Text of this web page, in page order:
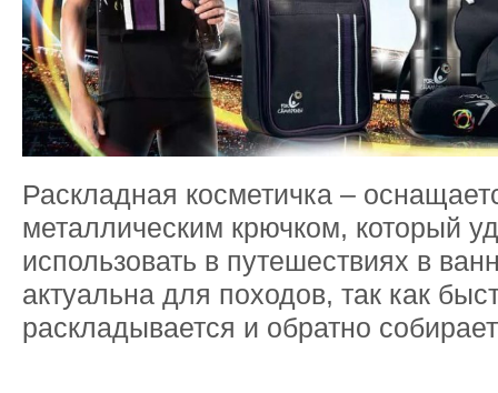
Раскладная косметичка –
металлическим крючком, который
использовать в путешествиях в
актуальна для походов, так как
раскладывается и обратно